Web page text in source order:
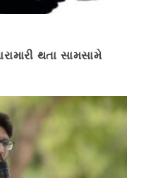
થતા સામસામે